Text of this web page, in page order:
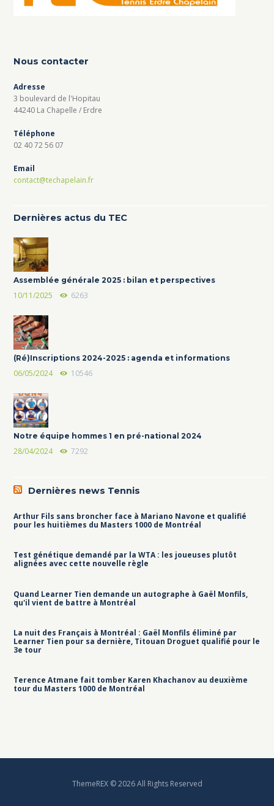
Nous contacter
Adresse
3 boulevard de l'Hopitau
44240 La Chapelle / Erdre
Téléphone
02 40 72 56 07
Email
contact@techapelain.fr
Dernières actus du TEC
Assemblée générale 2025 : bilan et perspectives
10/11/2025 6263
(Ré)Inscriptions 2024-2025 : agenda et informations
06/05/2024 10546
Notre équipe hommes 1 en pré-national 2024
28/04/2024 7292
Dernières news Tennis
Arthur Fils sans broncher face à Mariano Navone et qualifié
pour les huitièmes du Masters 1000 de Montréal
Test génétique demandé par la WTA : les joueuses plutôt
alignées avec cette nouvelle règle
Quand Learner Tien demande un autographe à Gaël Monfils,
qu'il vient de battre à Montréal
La nuit des Français à Montréal : Gaël Monfils éliminé par
Learner Tien pour sa dernière, Titouan Droguet qualifié pour le
3e tour
Terence Atmane fait tomber Karen Khachanov au deuxième
tour du Masters 1000 de Montréal
ThemeREX © 2026 All Rights Reserved